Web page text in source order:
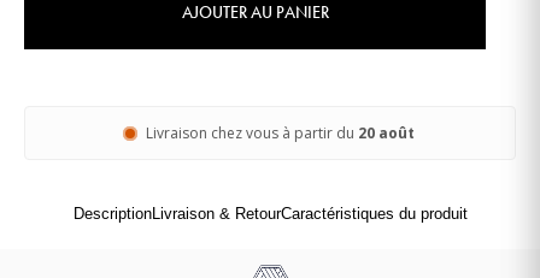
AJOUTER AU PANIER
Livraison chez vous à partir du 20 août
DescriptionLivraison & RetourCaractéristiques du produit